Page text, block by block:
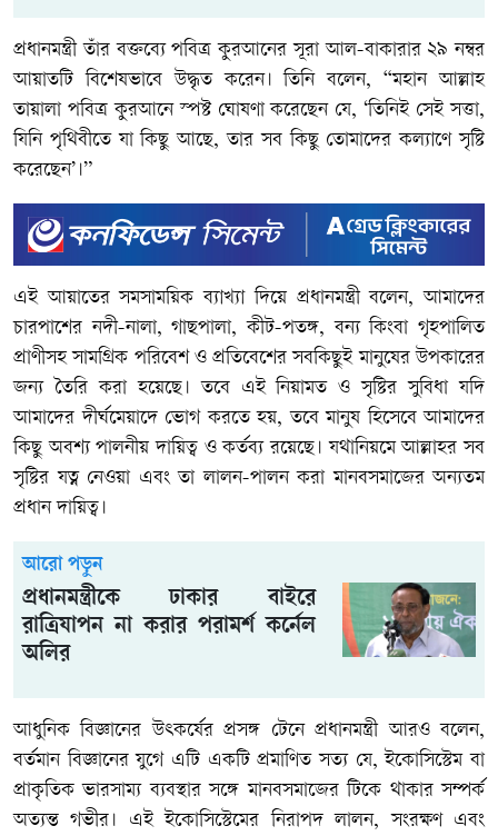
প্রধানমন্ত্রী তাঁর বক্তব্যে পবিত্র কুরআনের সূরা আল-বাকারার ২৯ নম্বর
আয়াতটি বিশেষভাবে উদ্ধৃত করেন। তিনি বলেন, “মহান আল্লাহ
তায়ালা পবিত্র কুরআনে স্পষ্ট ঘোষণা করেছেন যে, ‘তিনিই সেই সত্তা,
যিনি পৃথিবীতে যা কিছু আছে, তার সব কিছু তোমাদের কল্যাণে সৃষ্টি
করেছেন’।”
এই আয়াতের সমসাময়িক ব্যাখ্যা দিয়ে প্রধানমন্ত্রী বলেন, আমাদের
চারপাশের নদী-নালা, গাছপালা, কীট-পতঙ্গ, বন্য কিংবা গৃহপালিত
প্রাণীসহ সামগ্রিক পরিবেশ ও প্রতিবেশের সবকিছুই মানুষের উপকারের
জন্য তৈরি করা হয়েছে। তবে এই নিয়ামত ও সৃষ্টির সুবিধা যদি
আমাদের দীর্ঘমেয়াদে ভোগ করতে হয়, তবে মানুষ হিসেবে আমাদের
কিছু অবশ্য পালনীয় দায়িত্ব ও কর্তব্য রয়েছে। যথানিয়মে আল্লাহর সব
সৃষ্টির যত্ন নেওয়া এবং তা লালন-পালন করা মানবসমাজের অন্যতম
প্রধান দায়িত্ব।
আরো পড়ুন
প্রধানমন্ত্রীকে ঢাকার বাইরে
রাত্রিযাপন না করার পরামর্শ কর্নেল
অলির
আধুনিক বিজ্ঞানের উৎকর্ষের প্রসঙ্গ টেনে প্রধানমন্ত্রী আরও বলেন,
বর্তমান বিজ্ঞানের যুগে এটি একটি প্রমাণিত সত্য যে, ইকোসিস্টেম বা
প্রাকৃতিক ভারসাম্য ব্যবস্থার সঙ্গে মানবসমাজের টিকে থাকার সম্পর্ক
অত্যন্ত গভীর। এই ইকোসিস্টেমের নিরাপদ লালন, সংরক্ষণ এবং